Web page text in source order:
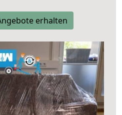
erhalten